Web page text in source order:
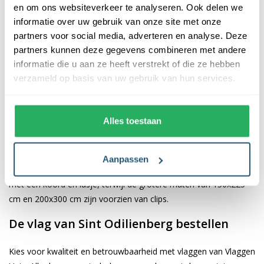
en om ons websiteverkeer te analyseren. Ook delen we
informatie over uw gebruik van onze site met onze
partners voor social media, adverteren en analyse. Deze
partners kunnen deze gegevens combineren met andere
informatie die u aan ze heeft verstrekt of die ze hebben
verzameld op basis van uw gebruik van hun services.
Alles toestaan
Aanpassen
De afwerking van onze vlaggen is van hoge kwaliteit. Ze zijn
voorzien van een sterke kopband en een dubbele stiknaad, wat
bijdraagt aan hun duurzaamheid en stevigheid. Wij bieden de
vlag vanSint Odilienberg aan in verschillende afmetingen,
namelijk 40x60 cm, 70x100 cm, 100x150 cm, 150x225 cm en
Afhankelijk van de afmetingen die je kiest, worden de vlaggen
voorzien van verschillende bevestigingsmogelijkheden. De
met een koord en lusje, terwijl de grotere maten van 150x225
cm en 200x300 cm zijn voorzien van clips.
De vlag van Sint Odilienberg bestellen
Kies voor kwaliteit en betrouwbaarheid met vlaggen van Vlaggen